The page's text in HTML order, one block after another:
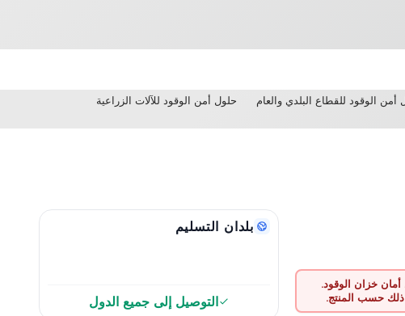
أمن الوقود للقطاع البلدي والعام
حلول أمن الوقود للآلات الزراعية
خزان الوقود.
حسب المنتج.
بلدان التسليم
التوصيل إلى جميع الدول